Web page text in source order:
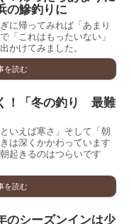
の鰺釣りに
に帰ってみれば「あまり
「これはもったいない」
かけてみました。
を読む
！「冬の釣り 最難
いえば寒さ」そして「朝
は深くかかわっています
起きるのはつらいです
を読む
のシーズンインは少